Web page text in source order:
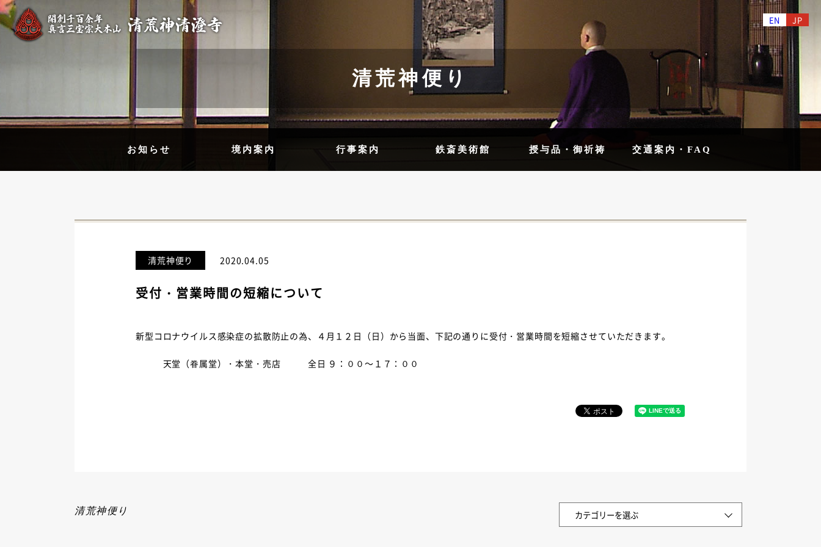
EN JP
お知らせ 境内案内 行事案内 鉄斎美術館 授与品・御祈祷 交通案内・FAQ
清荒神便り
清荒神便り 2020.04.05
受付・営業時間の短縮について
新型コロナウイルス感染症の拡散防止の為、４月１２日（日）から当面、下記の通りに受付・営業時間を短縮させていただきます。
天堂（眷属堂）・本堂・売店 全日 ９：００～１７：００
清荒神便り